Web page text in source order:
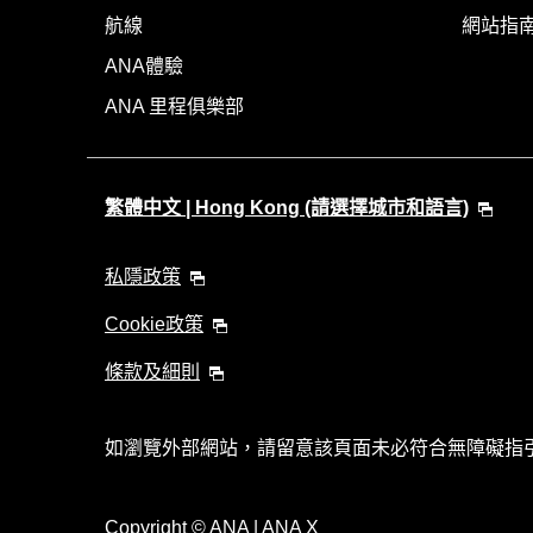
航線
ANA體驗
ANA 里程俱樂部
網站指
繁體中文 | Hong Kong (請選擇城市和語言)
私隱政策
Cookie政策
條款及細則
如瀏覽外部網站，請留意該頁面未必符合無障礙指
Copyright© ANA | ANA X